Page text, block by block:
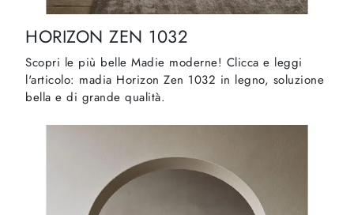
HORIZON ZEN 1032
Scopri le più belle Madie moderne! Clicca e leggi
l'articolo: madia Horizon Zen 1032 in legno, soluzione
bella e di grande qualità.